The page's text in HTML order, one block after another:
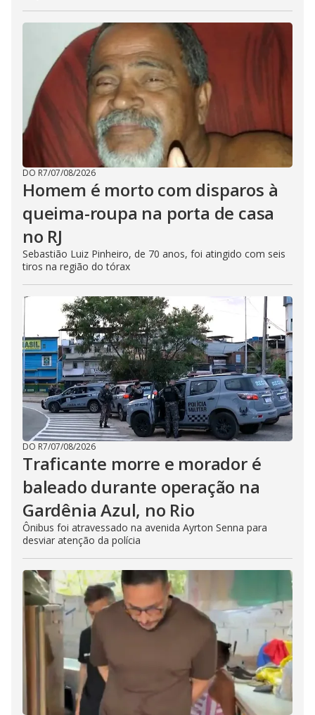
DO R7/07/08/2026
Homem é morto com disparos à
queima-roupa na porta de casa
no RJ
Sebastião Luiz Pinheiro, de 70 anos, foi atingido com seis
tiros na região do tórax
DO R7/07/08/2026
Traficante morre e morador é
baleado durante operação na
Gardênia Azul, no Rio
Ônibus foi atravessado na avenida Ayrton Senna para
desviar atenção da polícia